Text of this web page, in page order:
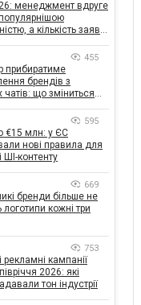
менеджмент вдруге
а кількість заяв
455
прибиратиме
брендів з
чатів: що зміниться
595
€15 млн: у ЄС
нові правила для
ШІ-контенту
669
бренди більше не
кожні три
753
рекламні кампанії
2026: які
тон індустрії